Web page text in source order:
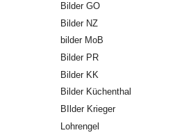
Bilder GO
Bilder NZ
bilder MoB
Bilder PR
Bilder KK
Bilder Küchenthal
BIlder Krieger
Lohrengel